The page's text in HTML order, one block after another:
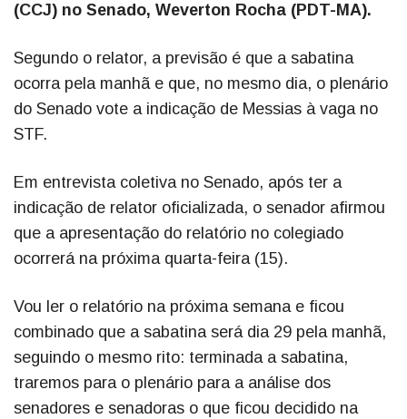
(CCJ) no Senado, Weverton Rocha (PDT-MA).
Segundo o relator, a previsão é que a sabatina
ocorra pela manhã e que, no mesmo dia, o plenário
do Senado vote a indicação de Messias à vaga no
STF.
Em entrevista coletiva no Senado, após ter a
indicação de relator oficializada, o senador afirmou
que a apresentação do relatório no colegiado
ocorrerá na próxima quarta-feira (15).
Vou ler o relatório na próxima semana e ficou
combinado que a sabatina será dia 29 pela manhã,
seguindo o mesmo rito: terminada a sabatina,
traremos para o plenário para a análise dos
senadores e senadoras o que ficou decidido na